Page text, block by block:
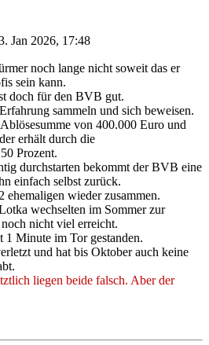
Jan 2026, 17:48
noch lange nicht soweit das er
sein kann.
doch für den BVB gut.
sammeln und sich beweisen.
von 400.000 Euro und
erhält durch die
Prozent.
durchstarten bekommt der BVB eine
einfach selbst zurück.
ehemaligen wieder zusammen.
wechselten im Sommer zur
nicht viel erreicht.
Minute im Tor gestanden.
und hat bis Oktober auch keine
liegen beide falsch. Aber der